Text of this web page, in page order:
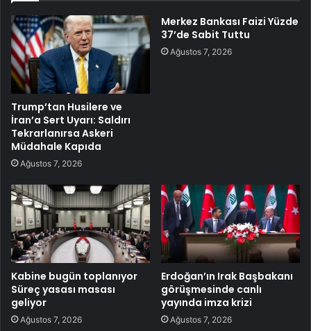
Trump’tan Husilere ve
İran’a Sert Uyarı: Saldırı
Tekrarlanırsa Askeri
Müdahale Kapıda
Ağustos 7, 2026
Merkez Bankası Faizi Yüzde
37’de Sabit Tuttu
Ağustos 7, 2026
Kabine bugün toplanıyor
Süreç yasası masası
geliyor
Ağustos 7, 2026
Erdoğan’ın Irak Başbakanı
görüşmesinde canlı
yayında imza krizi
Ağustos 7, 2026